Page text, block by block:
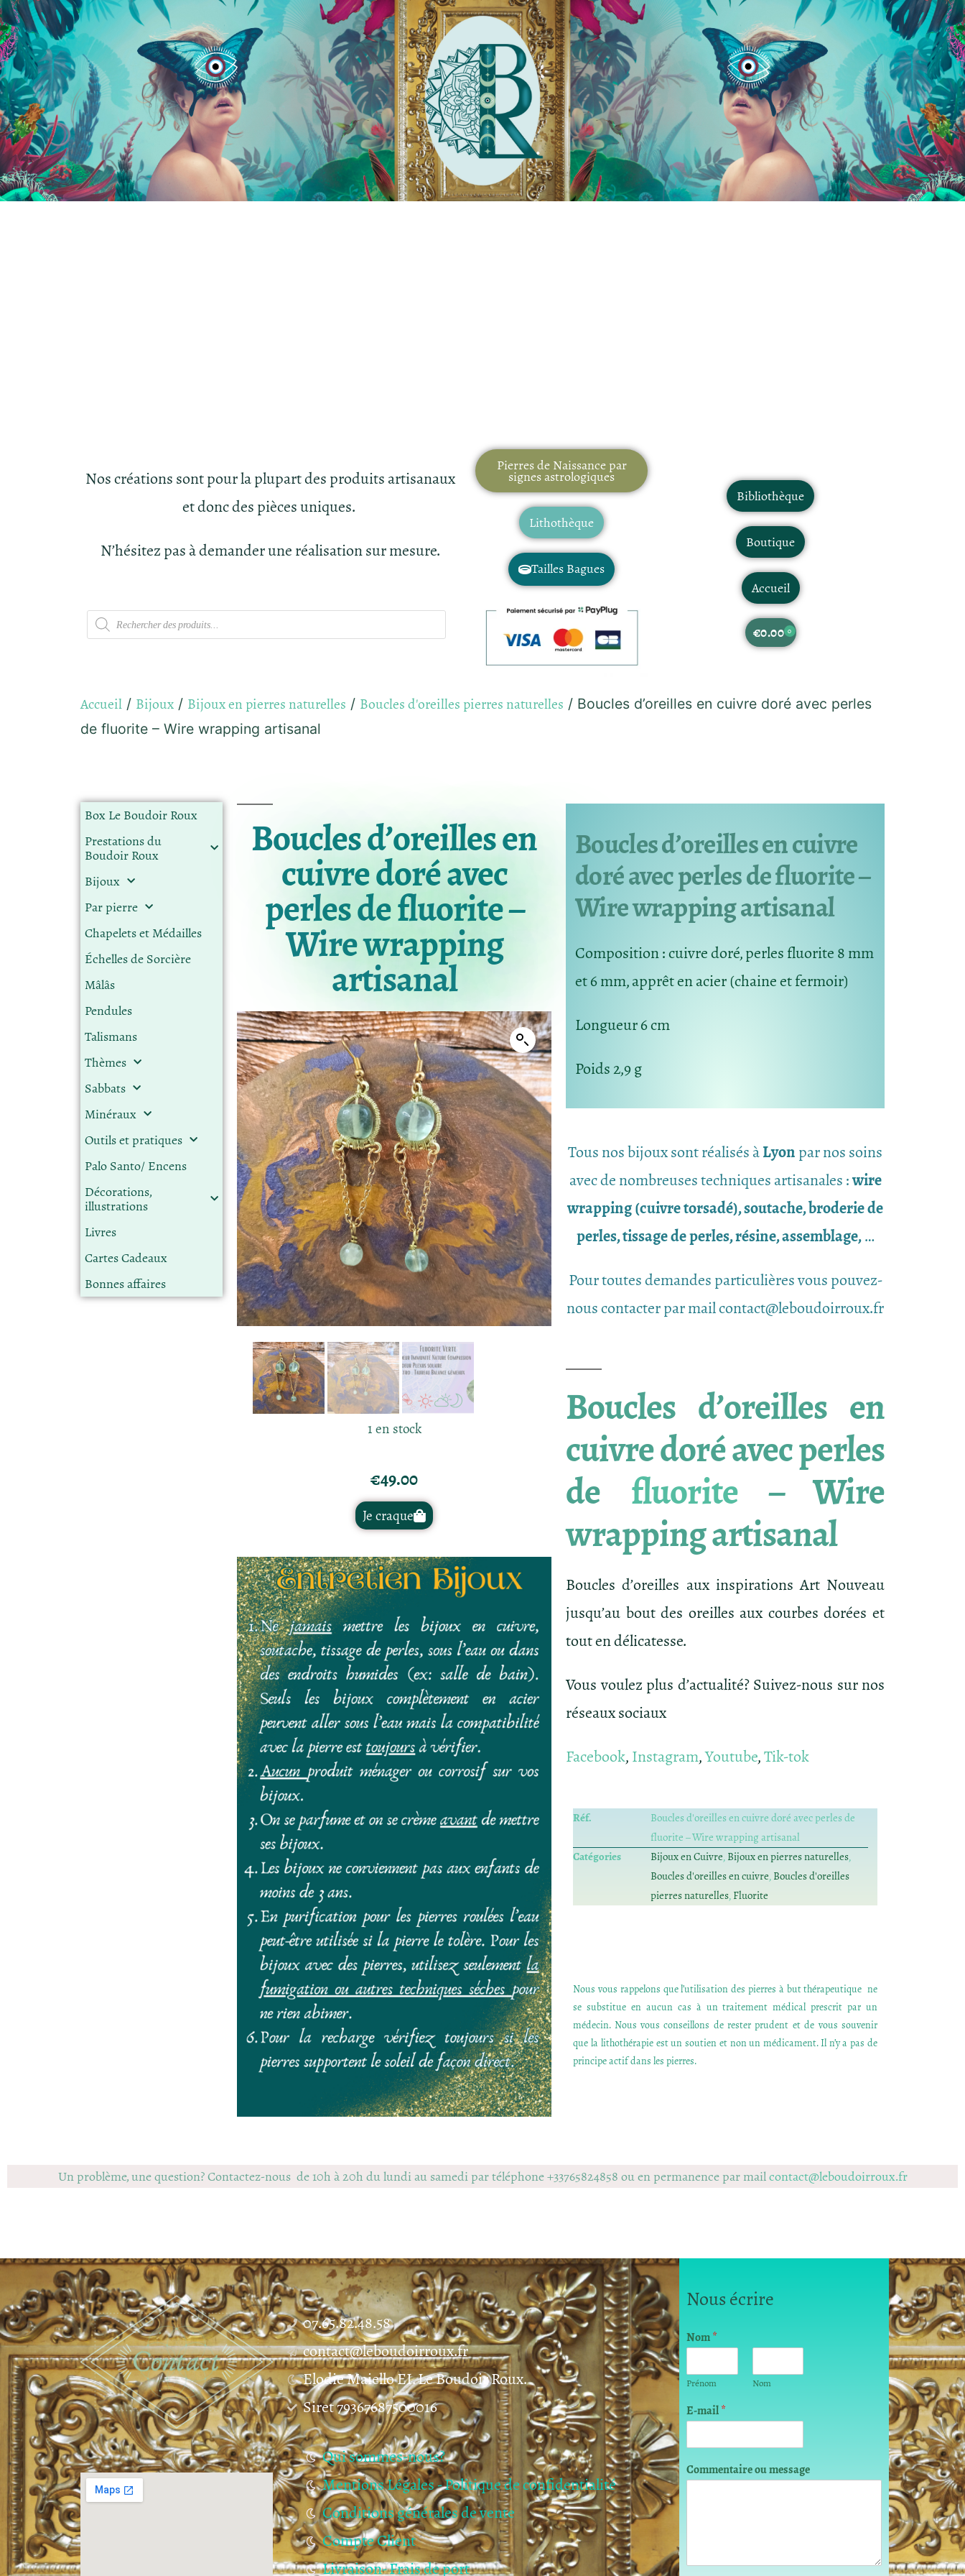
Nos créations sont pour la plupart des produits artisanaux
et donc des pièces uniques.
N’hésitez pas à demander une réalisation sur mesure.
Pierres de Naissance par
signes astrologiques
Lithothèque
Tailles Bagues
Bibliothèque
Boutique
Accueil
€0.00 0
Accueil / Bijoux / Bijoux en pierres naturelles / Boucles d'oreilles pierres naturelles / Boucles d’oreilles en cuivre doré avec perles
de fluorite – Wire wrapping artisanal
Box Le Boudoir Roux
Prestations du
Boudoir Roux
Bijoux
Par pierre
Chapelets et Médailles
Échelles de Sorcière
Mâlâs
Pendules
Talismans
Thèmes
Sabbats
Minéraux
Outils et pratiques
Palo Santo/ Encens
Décorations,
illustrations
Livres
Cartes Cadeaux
Bonnes affaires
Boucles d’oreilles en
cuivre doré avec
perles de fluorite –
Wire wrapping
artisanal
1 en stock
€49.00
Je craque
Boucles d’oreilles en cuivre
doré avec perles de fluorite –
Wire wrapping artisanal
Composition : cuivre doré, perles fluorite 8 mm
et 6 mm, apprêt en acier (chaine et fermoir)
Longueur 6 cm
Poids 2,9 g
Tous nos bijoux sont réalisés àLyonpar nos soins
avec de nombreuses techniques artisanales :wire
wrapping (cuivre torsadé), soutache, broderie de
perles, tissage de perles, résine, assemblage,…
Pour toutes demandes particulières vous pouvez-
nous contacter par mail contact@leboudoirroux.fr
Boucles d’oreilles en
cuivre doré avec perles
de fluorite– Wire
wrapping artisanal
Boucles d’oreilles aux inspirations Art Nouveau
jusqu’au bout des oreilles aux courbes dorées et
tout en délicatesse.
Vous voulez plus d’actualité? Suivez-nous sur nos
réseaux sociaux
Facebook,Instagram,Youtube,Tik-tok
Réf.
Boucles d'oreilles en cuivre doré avec perles de
fluorite – Wire wrapping artisanal
Catégories
Bijoux en Cuivre,Bijoux en pierres naturelles,
Boucles d'oreilles en cuivre,Boucles d'oreilles
pierres naturelles,Fluorite
Nous vous rappelons que l’utilisation des pierres à but thérapeutique ne
se substitue en aucun cas à un traitement médical prescrit par un
médecin. Nous vous conseillons de rester prudent et de vous souvenir
que la lithothérapie est un soutien et non un médicament. Il n’y a pas de
principe actif dans les pierres.
Un problème, une question? Contactez-nous de 10h à 20h du lundi au samedi par téléphone +33765824858 ou en permanence par mailcontact@leboudoirroux.fr
07.65.82.48.58
contact@leboudoirroux.fr
Elodie Maiello EI. Le Boudoir Roux.
Siret 79367687500016
Qui sommes-nous?
Mentions Légales - Politique de confidentialité
Conditions générales de vente
Compte Client
Livraison- Frais de port
Nous écrire
Nom*
Prénom Nom
E-mail*
E
-
u
Commentaire ou message